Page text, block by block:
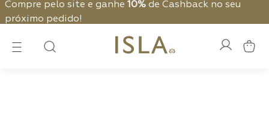
e ganhe10%de Cashback no seu